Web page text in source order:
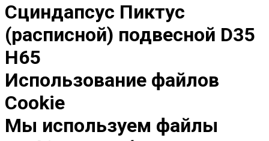
Сциндапсус Пиктус
(расписной) подвесной D35
H65
Использование файлов
Cookie
Мы используем файлы